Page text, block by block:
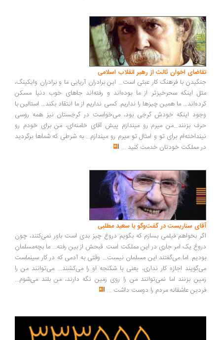
اخوان ثالث از رهبر انقلاب اسلامی
با فرهنگ کار عبثی است... این برادران آریایی ما و برادران وایکینگ،
اینکه سحرخیزتر از ما بوده‌اند و رفته‌اند جاهای خوب دنیا مسکن
ما همین چیزها را نداریم. کسی نداریم از ما انتقاد بکند... استالین با
اینکه خودش گرجی بود، می‌خواست در گرجستان نیز همه روسی
بزنند...من میرم رو میندازم پیش آقای خامنه‌ای، من برای خودم رو
برای تو و امثال تو میرم رو میندازم... به شرطی که شماها برگردید
مملکت خودتان خدمت کنید...
سناریست در گفت‌وگو با سعید مطلبی
بخواهم فیلمی بسازم که بگویم دروغ چیز بدی است باور نمی‌کنند، چون
یک امر جاری در این مملکت است. قبحش از بین رفته... ما بچه‌مسلمان
اما می‌گفتند این مسلمان نیست... وقتی به آدمی که در کار سینماست
اجازه کار نداری، یعنی با شکنجه او را می‌کشند... می‌توانند من را
بزنند اما نمی‌توانند من را روی زمین نگه دارند، من بلند می‌شوم...
عاشقانه مردم را دوست داشت ...